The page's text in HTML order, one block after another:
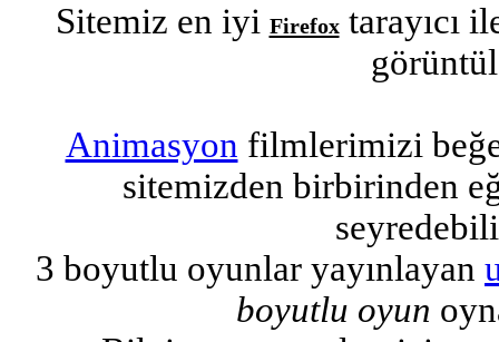
Sitemiz en iyi Firefoxtarayıcı
Animasyon filmlerimizi
sitemizden birbirinden
3 boyutlu oyunlar yayınlayan
boyutlu oyun